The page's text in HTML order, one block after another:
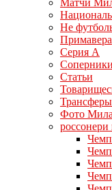
Матчи
Не
Примавера
Серия А
Статьи
Фото